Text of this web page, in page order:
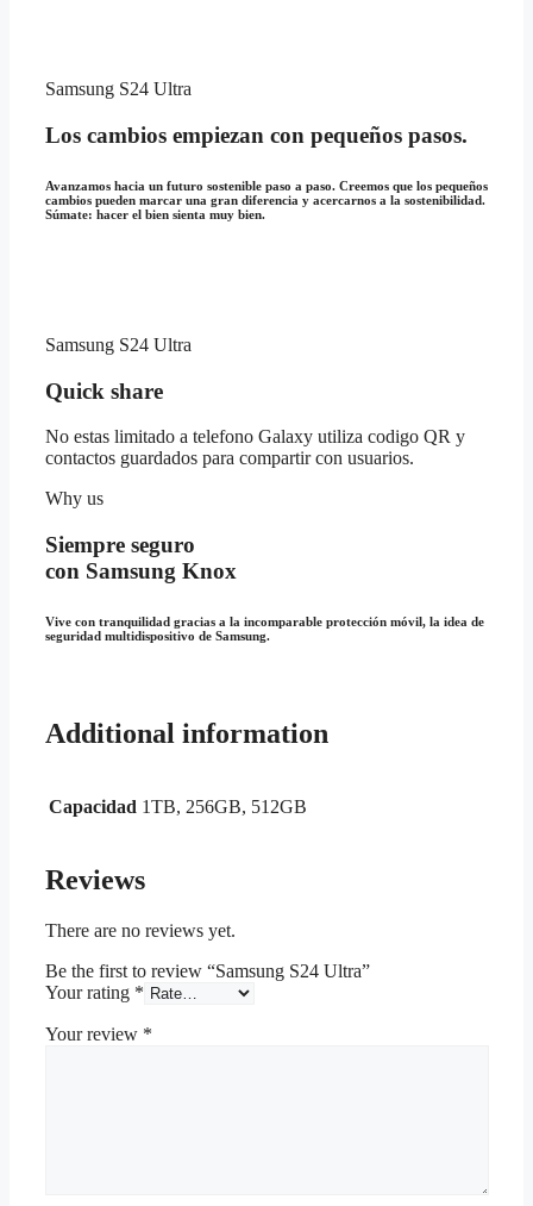
Samsung S24 Ultra
Los cambios empiezan con pequeños pasos.
Avanzamos hacia un futuro sostenible paso a paso. Creemos que los pequeños
cambios pueden marcar una gran diferencia y acercarnos a la sostenibilidad.
Súmate: hacer el bien sienta muy bien.
Samsung S24 Ultra
Quick share
No estas limitado a telefono Galaxy utiliza codigo QR y
contactos guardados para compartir con usuarios.
Why us
Siempre seguro
con Samsung Knox
Vive con tranquilidad gracias a la incomparable protección móvil, la idea de
seguridad multidispositivo de Samsung.
Additional information
Capacidad 1TB, 256GB, 512GB
Reviews
There are no reviews yet.
Be the first to review “Samsung S24 Ultra”
Your rating *
Your review *